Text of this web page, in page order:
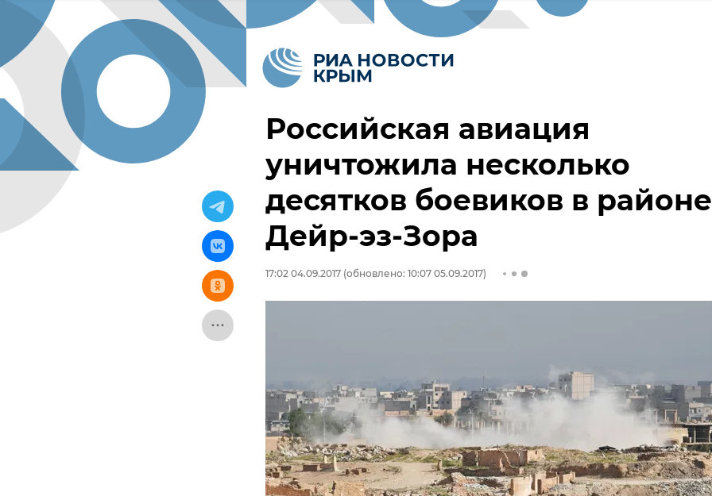
Российская авиация
уничтожила несколько
десятков боевиков в районе
Дейр-эз-Зора
17:02 04.09.2017 (обновлено: 10:07 05.09.2017)